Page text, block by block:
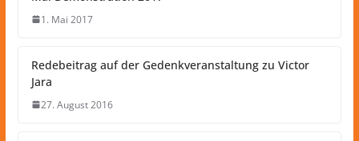
1. Mai 2017
Redebeitrag auf der Gedenkveranstaltung zu Victor
Jara
27. August 2016